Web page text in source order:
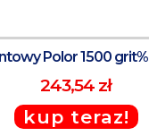
Polor 1500 grit%
243,54 zł
kup teraz!